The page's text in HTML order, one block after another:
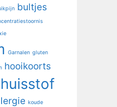
bultjes
Garnalen gluten
hooikoorts
huisstof
koude